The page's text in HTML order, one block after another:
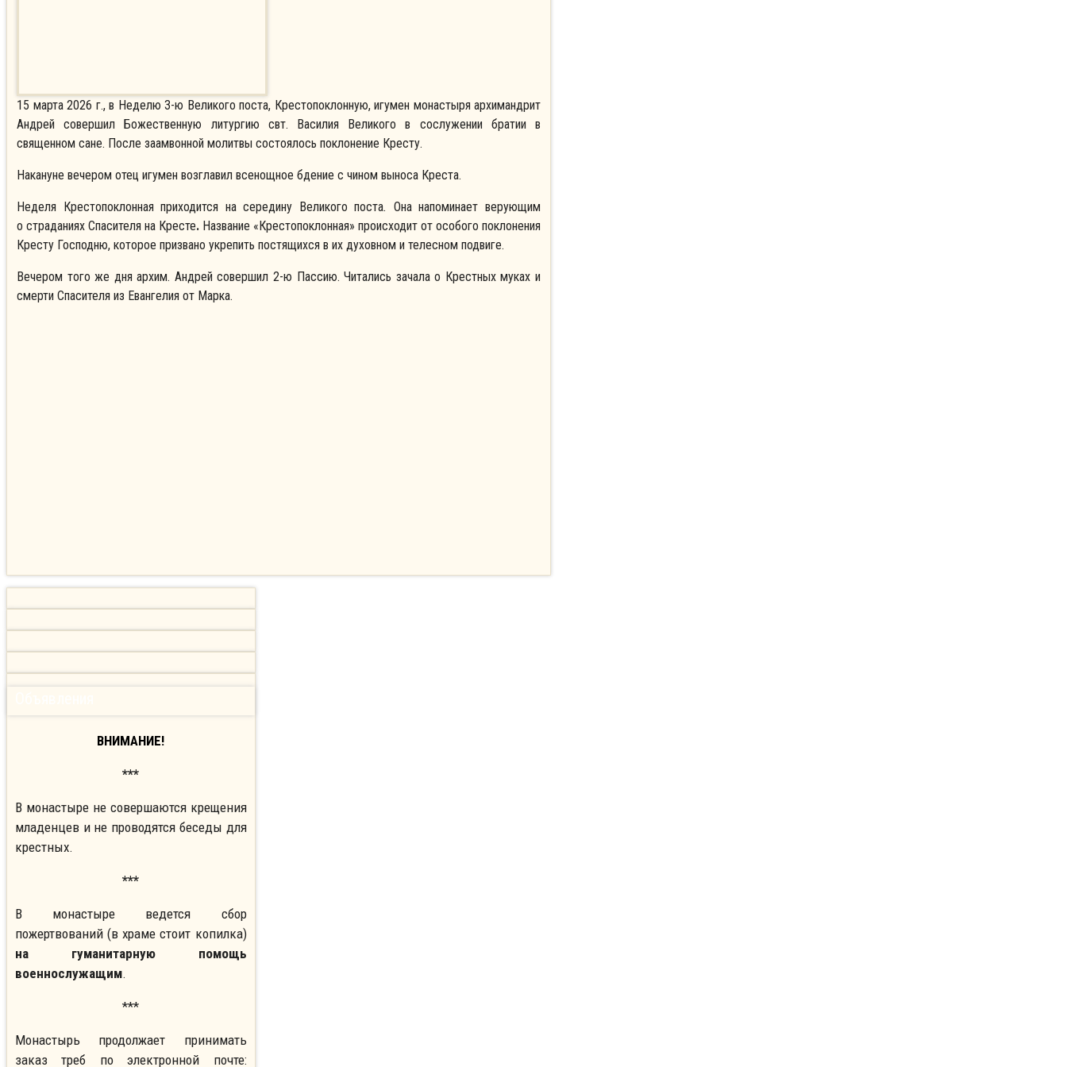
15 марта 2026 г., в Неделю 3-ю Великого поста, Крестопоклонную, игумен монастыря архимандрит
Андрей совершил Божественную литургию свт. Василия Великого в сослужении братии в
священном сане. После заамвонной молитвы состоялось поклонение Кресту.
Накануне вечером отец игумен возглавил всенощное бдение с чином выноса Креста.
Неделя Крестопоклонная приходится на середину Великого поста. Она напоминает верующим
о страданиях Спасителя на Кресте. Название «Крестопоклонная» происходит от особого поклонения
Кресту Господню, которое призвано укрепить постящихся в их духовном и телесном подвиге.
Вечером того же дня архим. Андрей совершил 2-ю Пассию. Читались зачала о Крестных муках и
смерти Спасителя из Евангелия от Марка.
ВНИМАНИЕ!
***
В монастыре не совершаются крещения
младенцев и не проводятся беседы для
крестных.
***
В монастыре ведется сбор
пожертвований (в храме стоит копилка)
на гуманитарную помощь
военнослужащим.
***
Монастырь продолжает принимать
заказ треб по электронной почте: